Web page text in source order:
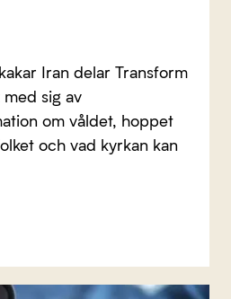
Iran delar Transform
med sig av
om våldet, hoppet
och vad kyrkan kan